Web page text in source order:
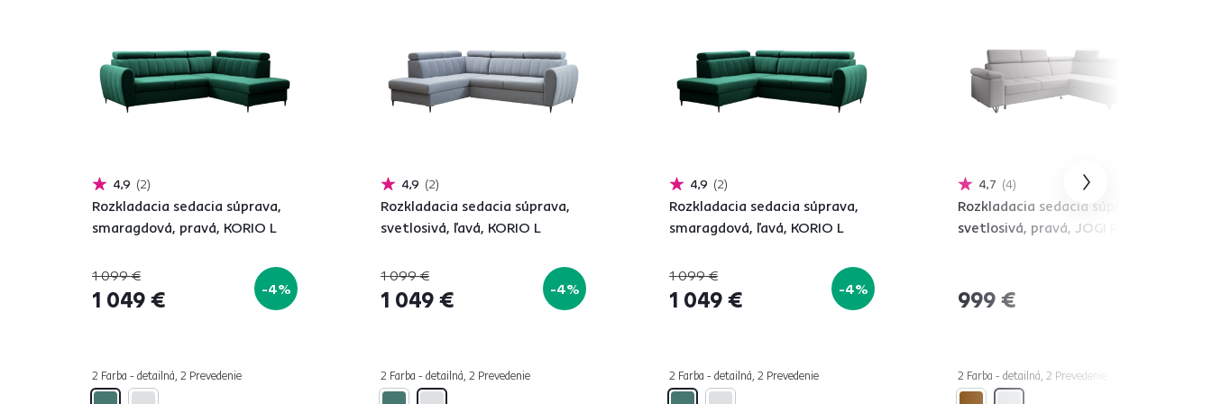
4,9 2
Rozkladacia sedacia súprava,
smaragdová, pravá, KORIO L
1 099 €
1 049 € -4%
2 Farba - detailná, 2 Prevedenie
4,9 2
Rozkladacia sedacia súprava,
svetlosivá, ľavá, KORIO L
1 099 €
1 049 € -4%
2 Farba - detailná, 2 Prevedenie
4,9 2
Rozkladacia sedacia súprava,
smaragdová, ľavá, KORIO L
1 099 €
1 049 € -4%
2 Farba - detailná, 2 Prevedenie
4,7 4
Rozkladacia sedacia súprava,
svetlosivá, pravá, JOGI ROH
999 €
2 Farba - detailná, 2 Prevedenie